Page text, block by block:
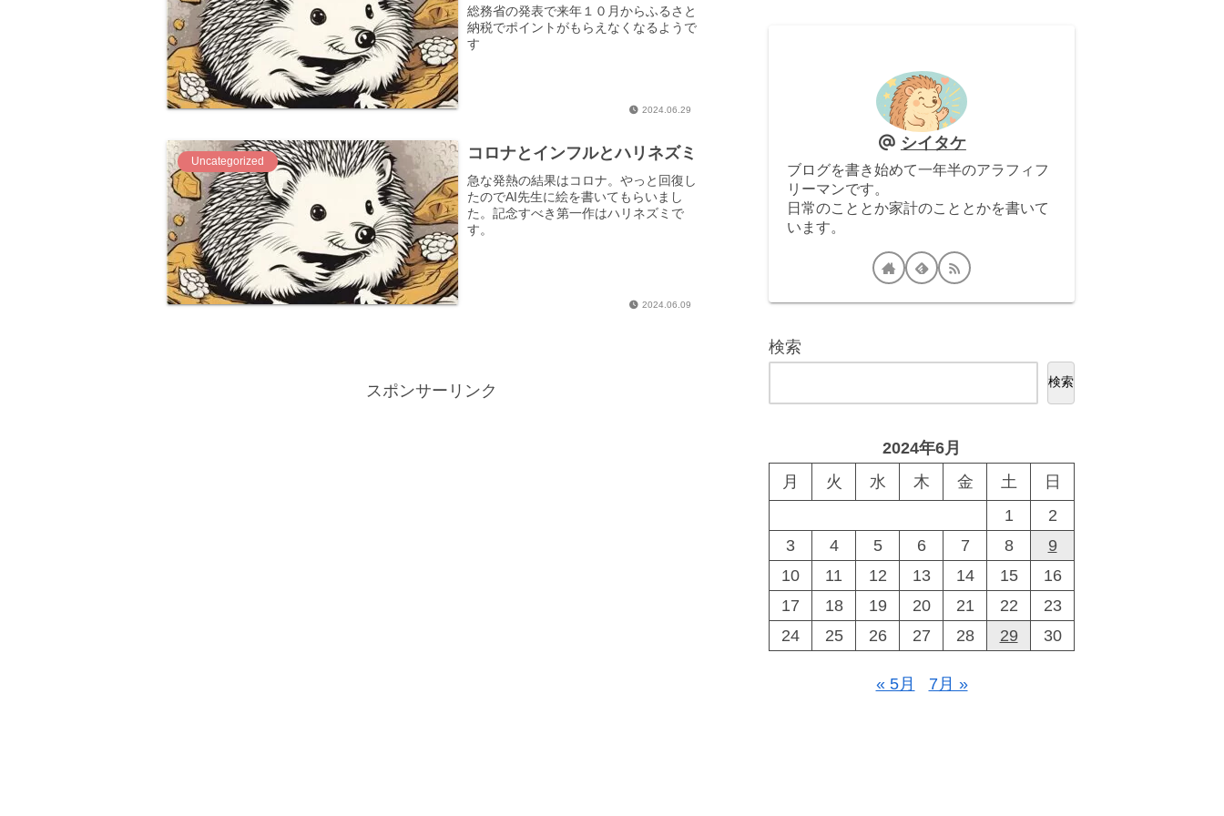
総務省の発表で来年１０月からふるさと
納税でポイントがもらえなくなるようで
す
2024.06.29
Uncategorized コロナとインフルとハリネズミ
急な発熱の結果はコロナ。やっと回復し
たのでAI先生に絵を書いてもらいまし
た。記念すべき第一作はハリネズミで
す。
2024.06.09
スポンサーリンク
シイタケ
ブログを書き始めて一年半のアラフィフ
リーマンです。
日常のこととか家計のこととかを書いて
います。
検索
検索
2024年6月
月
火 水 木 金 土
日
1
2
3
4 5 6 7 8
9
10
11 12 13 14 15
16
17
18 19 20 21 22
23
24
25 26 27 28 29 30
« 5月 7月 »